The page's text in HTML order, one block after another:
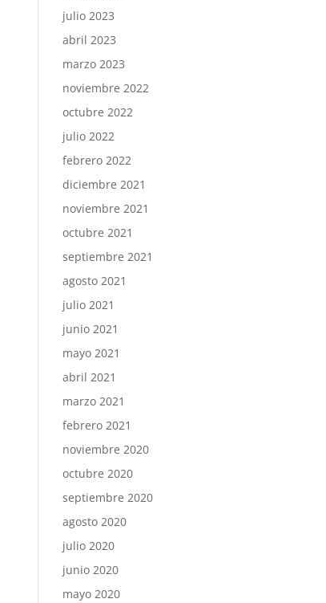
julio 2023
abril 2023
marzo 2023
noviembre 2022
octubre 2022
julio 2022
febrero 2022
diciembre 2021
noviembre 2021
octubre 2021
septiembre 2021
agosto 2021
julio 2021
junio 2021
mayo 2021
abril 2021
marzo 2021
febrero 2021
noviembre 2020
octubre 2020
septiembre 2020
agosto 2020
julio 2020
junio 2020
mayo 2020